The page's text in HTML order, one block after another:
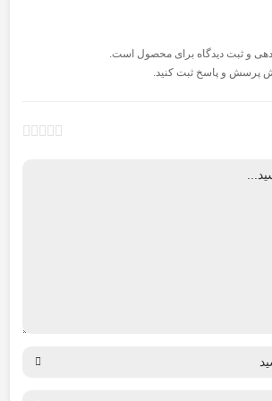
دهی و ثبت دیدگاه برای محصول است.
پرسش و پاسخ ثبت کنید.